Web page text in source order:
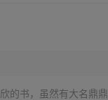
的书，虽然有大名鼎